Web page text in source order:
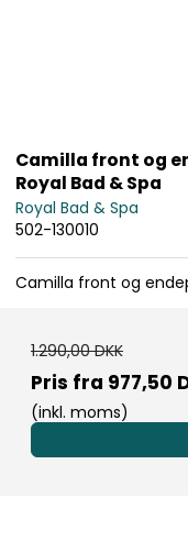
Camilla front og
Royal Bad & Spa
Royal Bad & Spa
502-130010
Camilla front og
1.290,00 DKK
Pris fra 977,50
(inkl. moms)